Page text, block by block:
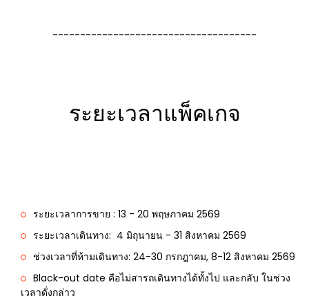
-------------------------------------
ระยะเวลาแพ็คเกจ
ระยะเวลาการขาย : 13 - 20 พฤษภาคม 2569
ระยะเวลาเดินทาง: 4 มิถุนายน - 31 สิงหาคม 2569
ช่วงเวลาที่ห้ามเดินทาง: 24-30 กรกฎาคม, 8-12 สิงหาคม 2569
Black-out date คือไม่สารถเดินทางได้ทั้งไป และกลับ ในช่วง
เวลาดั่งกล่าว